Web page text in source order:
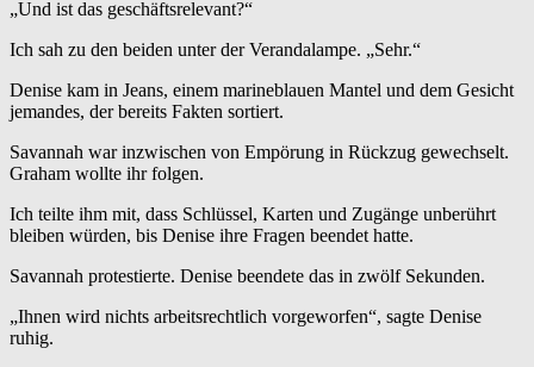
„Und ist das geschäftsrelevant?“
Ich sah zu den beiden unter der Verandalampe. „Sehr.“
Denise kam in Jeans, einem marineblauen Mantel und dem Gesicht
jemandes, der bereits Fakten sortiert.
Savannah war inzwischen von Empörung in Rückzug gewechselt.
Graham wollte ihr folgen.
Ich teilte ihm mit, dass Schlüssel, Karten und Zugänge unberührt
bleiben würden, bis Denise ihre Fragen beendet hatte.
Savannah protestierte. Denise beendete das in zwölf Sekunden.
„Ihnen wird nichts arbeitsrechtlich vorgeworfen“, sagte Denise
ruhig.